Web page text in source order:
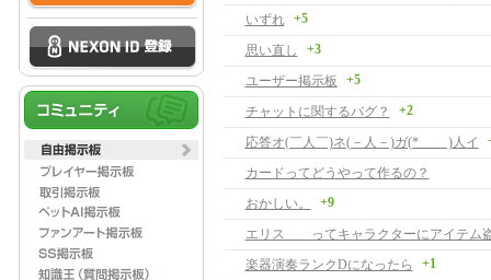
いずれ
+5
思い直し +3
ユーザー掲示板 +5
チャットに関するバグ？ +2
応答オ(￣人￣)ネ(－人－)ガ(*＿ ＿)人イ
カードってどうやって作るの？
おかしい。
+9
エリス ってキャラクターにアイテム
楽器演奏ランクDになったら
+1